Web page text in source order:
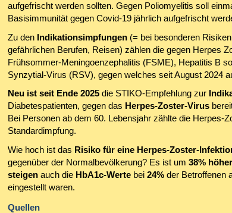
aufgefrischt werden sollten. Gegen Poliomyelitis soll
Basisimmunität gegen Covid-19 jährlich aufgefrischt
Zu den Indikationsimpfungen(= bei besonderen
gefährlichen Berufen, Reisen) zählen die gegen Herpes
Frühsommer-Meningoenzephalitis (FSME), Hepatitis B
Synzytial-Virus (RSV), gegen welches seit August 2024
Neu ist seit Ende 2025die STIKO-Empfehlung zur
Diabetespatienten, gegen das Herpes-Zoster-Virus
Bei Personen ab dem 60. Lebensjahr zählte die Herpes-
Standardimpfung.
Wie hoch ist das Risiko für eine Herpes-Zoster-
gegenüber der Normalbevölkerung? Es ist um 38% höher
steigenauch die HbA1c-Wertebei 24%der Betroffenen
eingestellt waren.
Quellen